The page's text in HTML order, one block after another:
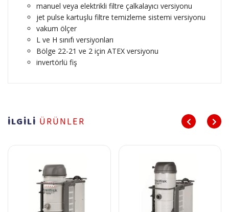
manuel veya elektrikli filtre çalkalayıcı versiyonu
jet pulse kartuşlu filtre temizleme sistemi versiyonu
vakum ölçer
L ve H sınıfı versiyonları
Bölge 22-21 ve 2 için ATEX versiyonu
invertörlü fiş
İLGİLİ ÜRÜNLER